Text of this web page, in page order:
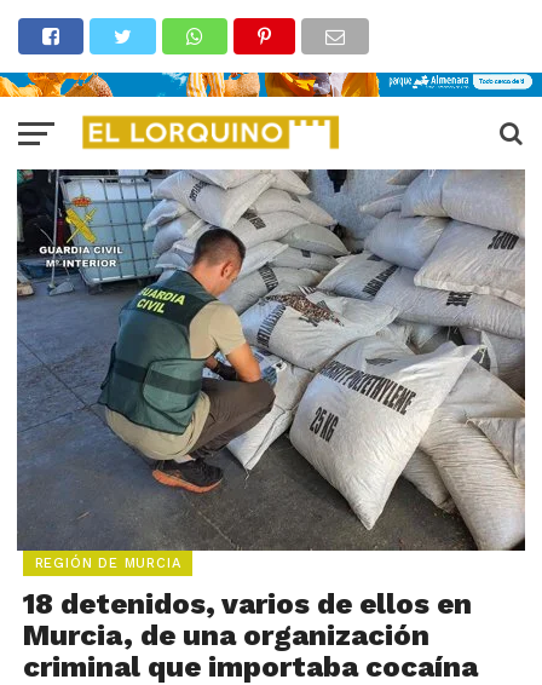
REGIÓN DE MURCIA
18 detenidos, varios de ellos en
Murcia, de una organización
criminal que importaba cocaína